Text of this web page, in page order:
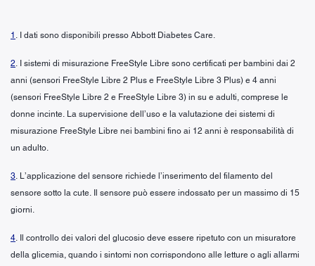
1 . I dati sono disponibili presso Abbott Diabetes Care.
2. I sistemi di misurazione FreeStyle Libre sono certificati per bambini dai 2
anni (sensori FreeStyle Libre 2 Plus e FreeStyle Libre 3 Plus) e 4 anni
(sensori FreeStyle Libre 2 e FreeStyle Libre 3) in su e adulti, comprese le
donne incinte. La supervisione dell’uso e la valutazione dei sistemi di
misurazione FreeStyle Libre nei bambini fino ai 12 anni è responsabilità di
un adulto.
3. L’applicazione del sensore richiede l’inserimento del filamento del
sensore sotto la cute. Il sensore può essere indossato per un massimo di 15
giorni.
4. Il controllo dei valori del glucosio deve essere ripetuto con un misuratore
della glicemia, quando i sintomi non corrispondono alle letture o agli allarmi